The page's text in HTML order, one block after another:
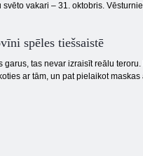
vakari – 31. oktobris.
spēles tiešsaistē
tas nevar izraisīt reālu
ar tām, un pat pielaikot